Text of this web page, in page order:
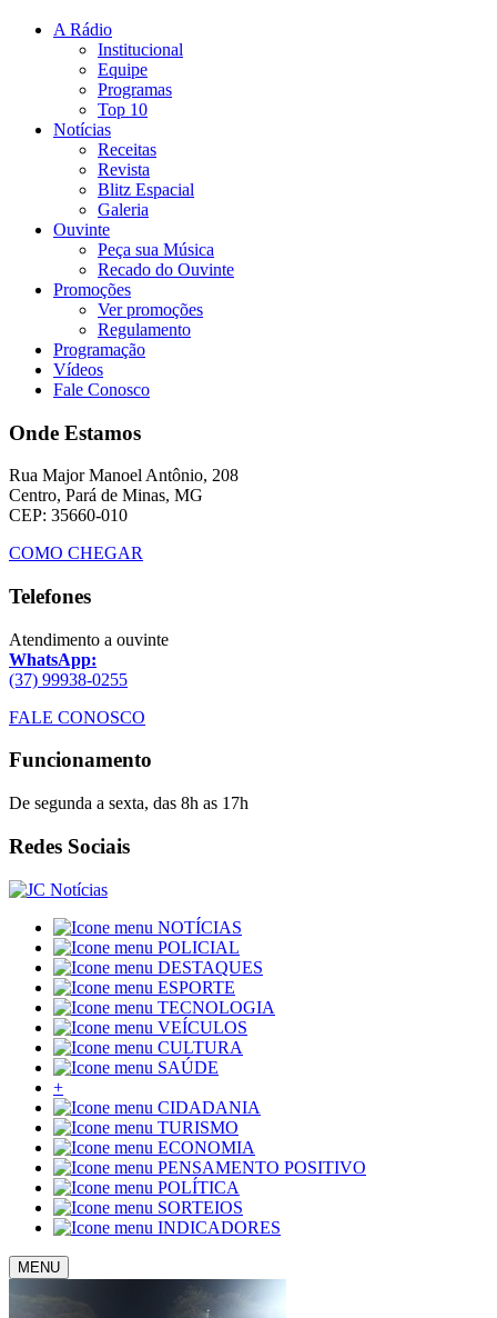
A Rádio
Institucional
Equipe
Programas
Top 10
Notícias
Receitas
Revista
Blitz Espacial
Galeria
Ouvinte
Peça sua Música
Recado do Ouvinte
Promoções
Ver promoções
Regulamento
Programação
Vídeos
Fale Conosco
Onde Estamos
Rua Major Manoel Antônio, 208
Centro, Pará de Minas, MG
CEP: 35660-010
COMO CHEGAR
Telefones
Atendimento a ouvinte
WhatsApp:
(37) 99938-0255
FALE CONOSCO
Funcionamento
De segunda a sexta, das 8h as 17h
Redes Sociais
NOTÍCIAS
POLICIAL
DESTAQUES
ESPORTE
TECNOLOGIA
VEÍCULOS
CULTURA
SAÚDE
+
CIDADANIA
TURISMO
ECONOMIA
PENSAMENTO POSITIVO
POLÍTICA
SORTEIOS
INDICADORES
MENU